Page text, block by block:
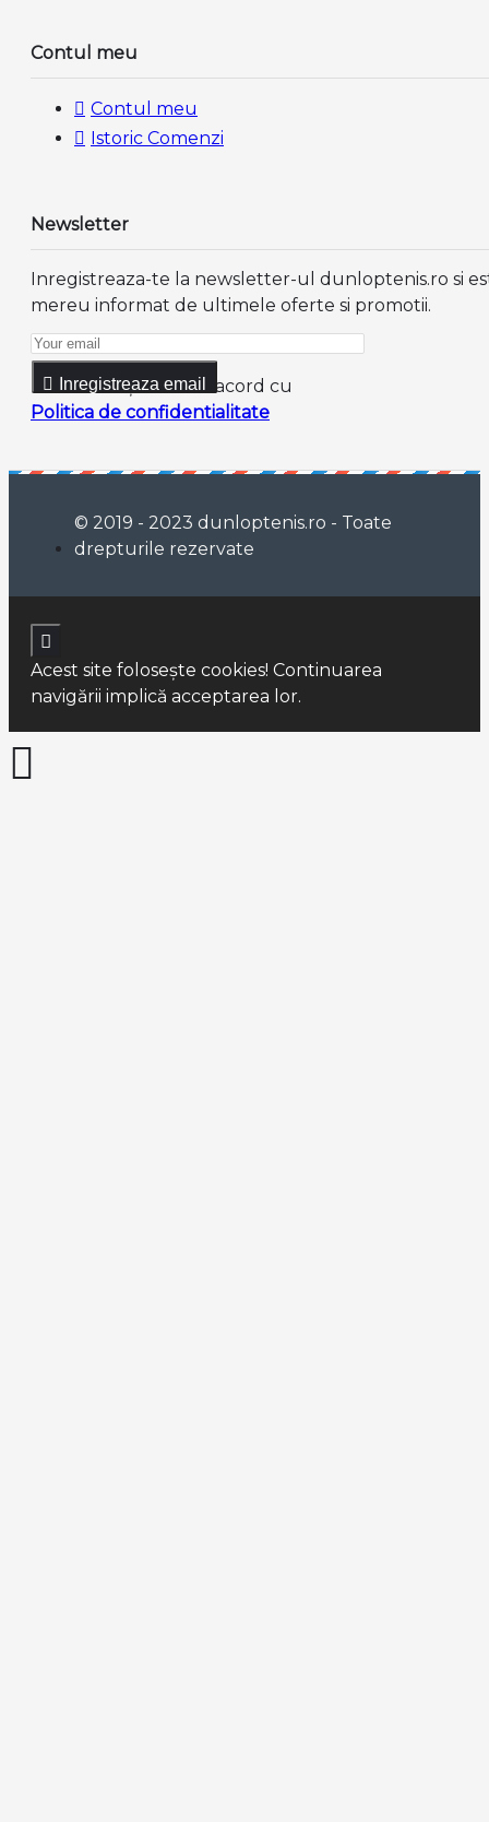
Contul meu
Contul meu
Istoric Comenzi
Newsletter
Inregistreaza-te la newsletter-ul dunloptenis.ro si
mereu informat de ultimele oferte si promotii.
Inregistreaza email
Am citit şi sunt de acord cu
Politica de confidentialitate
© 2019 - 2023 dunloptenis.ro - Toate
drepturile rezervate
Acest site foloseşte cookies! Continuarea
navigării implică acceptarea lor.